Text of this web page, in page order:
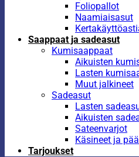
Foliopallot
Naamiaisasut
Saappaat ja sadeasut
Kumisaappaat
Aikuisten
Lasten
Muut jalkineet
Sadeasut
Lasten
Aikuisten
Sateenvarjot
Käsineet ja
Tarjoukset